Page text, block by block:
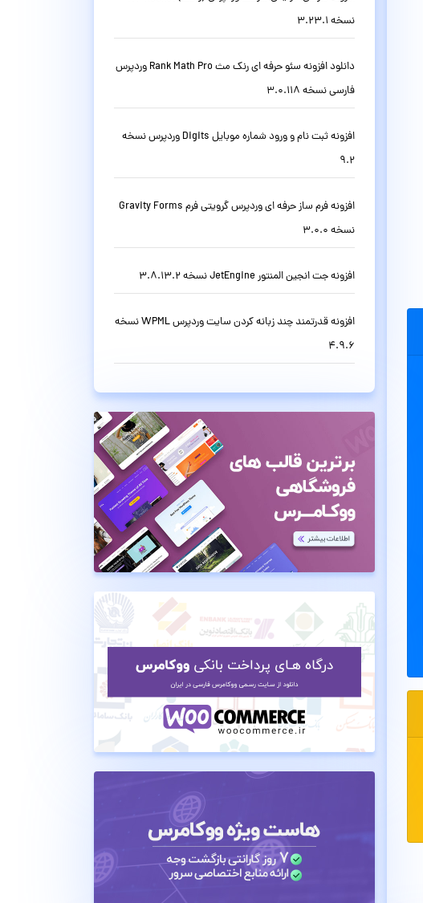
نسخه 3.23.1
دانلود افزونه سئو حرفه ای رنک مث Rank Math Pro وردپرس
فارسی نسخه 3.0.118
افزونه ثبت نام و ورود شماره موبایل Digits وردپرس نسخه
9.2
افزونه فرم ساز حرفه ای وردپرس گرویتی فرم Gravity Forms
نسخه 3.0.0
افزونه جت انجین المنتور JetEngine نسخه 3.8.13.2
افزونه قدرتمند چند زبانه کردن سایت وردپرس WPML نسخه
4.9.6